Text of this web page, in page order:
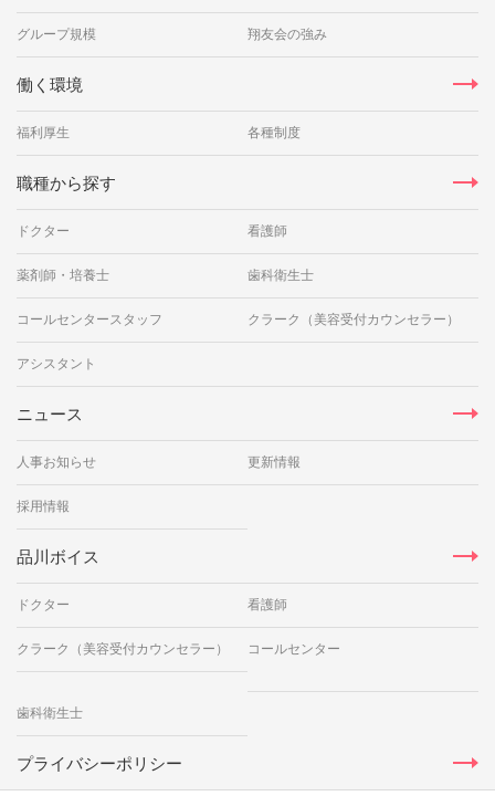
グループ規模 翔友会の強み
働く環境
福利厚生 各種制度
職種から探す
ドクター 看護師
薬剤師・培養士 歯科衛生士
コールセンタースタッフ クラーク（美容受付カウンセラー）
アシスタント
ニュース
人事お知らせ 更新情報
採用情報
品川ボイス
ドクター 看護師
クラーク（美容受付カウンセラー） コールセンター
歯科衛生士
プライバシーポリシー